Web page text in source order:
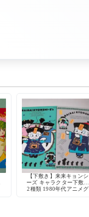
【下敷き】来来キョンシ
ーズ キャラクター下敷き
2種類 1980年代アニメグ